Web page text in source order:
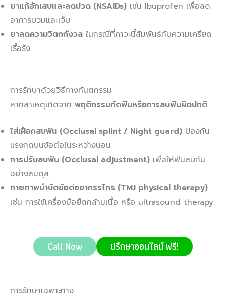
ยาแก้อักเสบและลดปวด (NSAIDs) เช่น Ibuprofen เพื่อลด
อาการบวมและเจ็บ
ยาลดความวิตกกังวล ในกรณีที่ภาวะนี้สัมพันธ์กับความเครียด
เรื้อรัง
การรักษาด้วยวิธีทางทันตกรรม
หากสาเหตุเกิดจาก พฤติกรรมกัดฟันหรือการสบฟันผิดปกติ
ใส่เฝือกสบฟัน (Occlusal splint / Night guard) ป้องกัน
แรงกดบนข้อต่อในระหว่างนอน
การปรับสบฟัน (Occlusal adjustment) เพื่อให้ฟันสบกัน
อย่างสมดุล
กายภาพบำบัดข้อต่อขากรรไกร (TMJ physical therapy)
เช่น การใช้เครื่องมือยืดกล้ามเนื้อ หรือ ultrasound therapy
Call Now ปรึกษาออนไลน์ ฟรี!
การรักษาเฉพาะทาง